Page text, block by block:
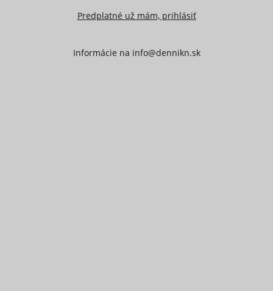
Predplatné už mám, prihlásiť
Informácie na info@dennikn.sk